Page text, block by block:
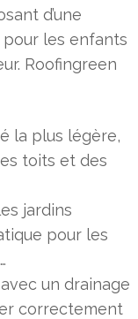
d’une
les enfants
Roofingreen
la plus légère,
toits et des
jardins
pour les
un drainage
correctement